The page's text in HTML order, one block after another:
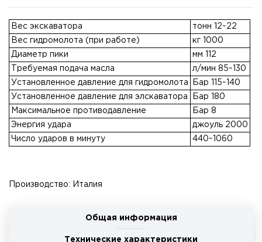
Вес экскаватора
тонн 12~22
Вес гидромолота (при работе)
кг 1000
Диаметр пики
мм 112
Требуемая подача масла
л/мин 85~130
Установленное давление для гидромолота
Бар 115~140
Установленное давление для элскаватора
Бар 180
Максимальное противодавление
Бар 8
Энергия удара
джоуль 2000
Число ударов в минуту
440~1060
Производство: Италия
Общая информация
Технические характеристики